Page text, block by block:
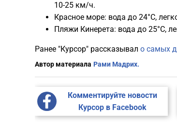
10-25 км/ч.
Красное море: вода до 24°C,
Пляжи Кинерета: вода до 25°C,
Ранее "Курсор" рассказывал о самых
Автор материала Рами Мадрих.
Комментируйте новости
Курсор в Facebook